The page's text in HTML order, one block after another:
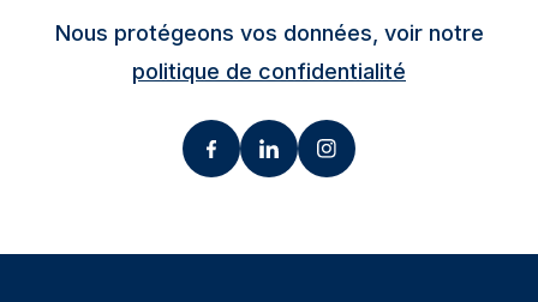
Nous protégeons vos données, voir notre
politique de confidentialité